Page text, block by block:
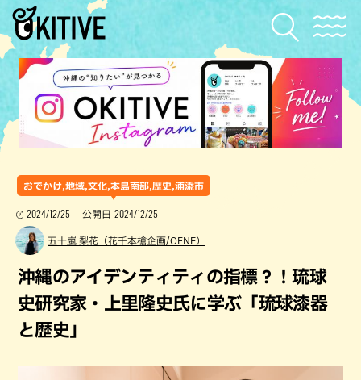
おでかけ,地域,文化,本島南部,歴史,浦添市
2024/12/25 公開日 2024/12/25
五十嵐 梨花（花千本槍企画/OFNE）
沖縄のアイデンティティの指標？！琉球
史研究家・上里隆史氏に学ぶ「琉球漆器
と歴史」